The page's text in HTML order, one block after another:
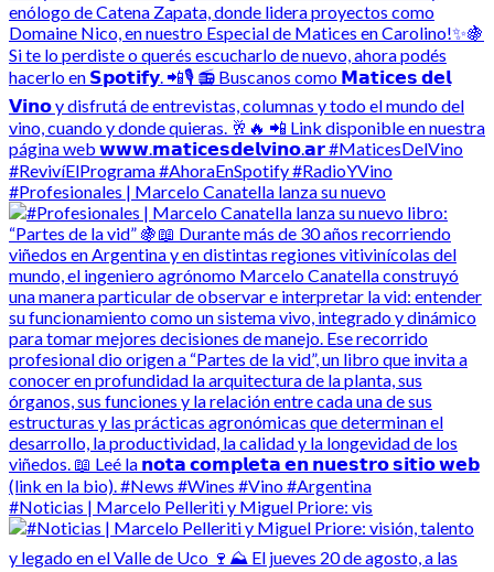
#Profesionales | Marcelo Canatella lanza su nuevo
#Noticias | Marcelo Pelleriti y Miguel Priore: vis